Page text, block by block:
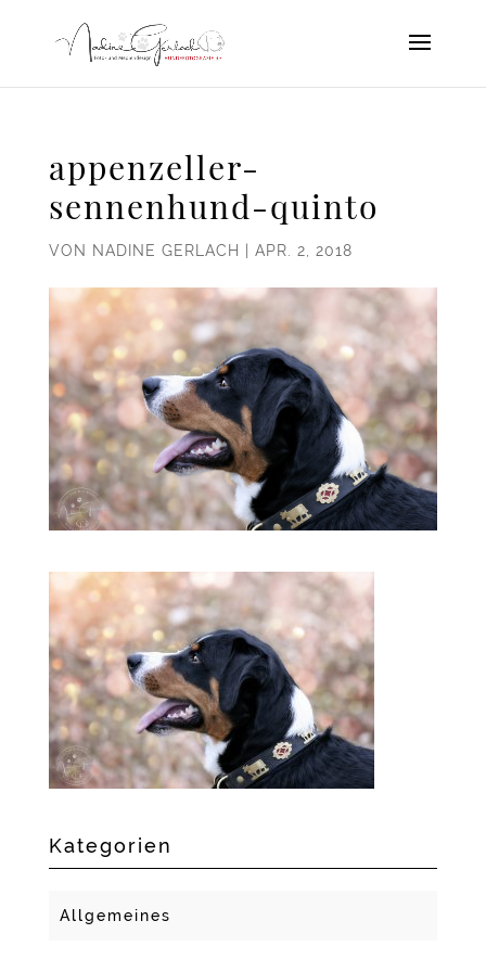
appenzeller-
sennenhund-quinto
VON NADINE GERLACH APR. 2, 2018
Kategorien
Allgemeines